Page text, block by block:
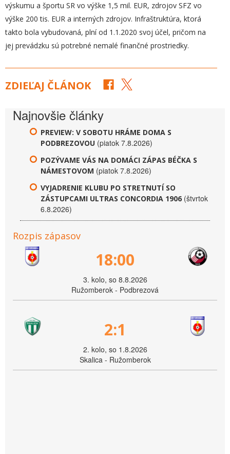
výskumu a športu SR vo výške 1,5 mil. EUR, zdrojov SFZ vo
výške 200 tis. EUR a interných zdrojov. Infraštruktúra, ktorá
takto bola vybudovaná, plní od 1.1.2020 svoj účel, pričom na
jej prevádzku sú potrebné nemalé finančné prostriedky.
ZDIEĽAJ ČLÁNOK
Najnovšie články
PREVIEW: V SOBOTU HRÁME DOMA S
PODBREZOVOU (piatok 7.8.2026)
POZÝVAME VÁS NA DOMÁCI ZÁPAS BÉČKA S
NÁMESTOVOM (piatok 7.8.2026)
VYJADRENIE KLUBU PO STRETNUTÍ SO
ZÁSTUPCAMI ULTRAS CONCORDIA 1906 (štvrtok
6.8.2026)
Rozpis zápasov
18:00
3. kolo, so 8.8.2026
Ružomberok - Podbrezová
2:1
2. kolo, so 1.8.2026
Skalica - Ružomberok